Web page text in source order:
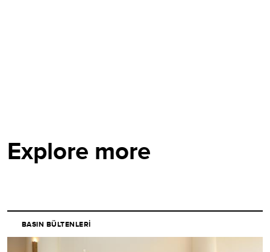
Explore more
BASIN BÜLTENLERI